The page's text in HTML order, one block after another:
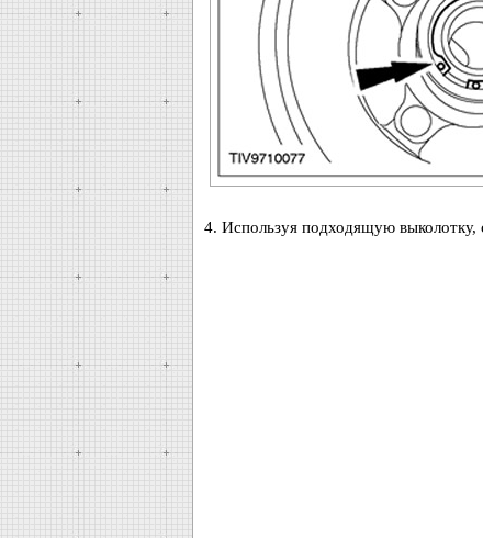
4. Используя подходящую выколотку,